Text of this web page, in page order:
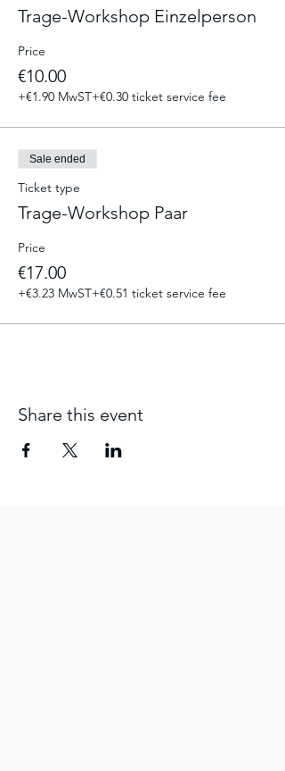
die Bedürfnisse deines Babys einzugehen,
werden Still-/ Fütterungs – und
Wickelpausen jederzeit möglich sein.
Wenn du noch mehr erfahren möchtest,
https://trageberatung-vonklitzekleinan.de/
Trage-Workshop Einzelperson
Price
€10.00
+€1.90 MwST+€0.30 ticket service fee
Sale ended
Ticket type
Trage-Workshop Paar
Price
€17.00
+€3.23 MwST+€0.51 ticket service fee
Share this event